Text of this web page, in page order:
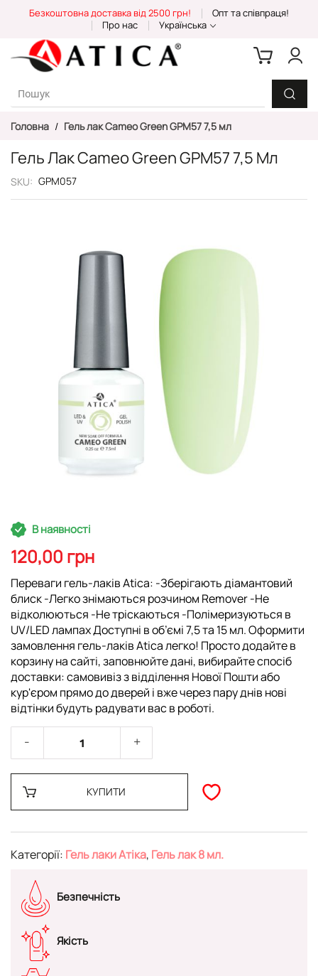
Content
Безкоштовна доставка від 2500 грн!
Опт та співпраця!
Про нас
Українська
Головна Гель лак Cameo Green GPM57 7,5 мл
Гель Лак Cameo Green GPM57 7,5 Мл
SKU GPM057
Перейти
до
початку
галереї
зображень
В наявності
120,00 грн
Переваги гель-лаків Atica: -Зберігають діамантовий
блиск -Легко знімаються розчином Remover -Не
відколюються -Не тріскаються -Полімеризуються в
UV/LED лампах Доступні в об’ємі 7,5 та 15 мл. Оформити
замовлення гель-лаків Atica легко! Просто додайте в
корзину на сайті, заповнюйте дані, вибирайте спосіб
доставки: самовивіз з відділення Нової Пошти або
кур'єром прямо до дверей і вже через пару днів нові
відтінки будуть радувати вас в роботі.
КУПИТИ
Категорії: Гель лаки Атіка, Гель лак 8 мл.
Безпечність
Якість